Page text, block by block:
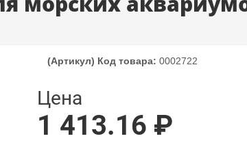
(Артикул) Код товара: 0002722
Цена
1 413.16 ₽